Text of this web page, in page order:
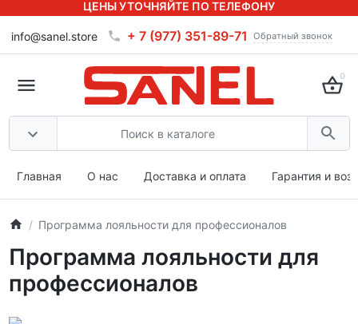
ЦЕНЫ УТОЧНЯЙТЕ ПО ТЕЛЕФОНУ
info@sanel.store + 7 (977) 351-89-71 Обратный звонок
0
Главная О нас Доставка и оплата Гарантия и
Программа лояльности для профессионалов
Программа лояльности для
профессионалов